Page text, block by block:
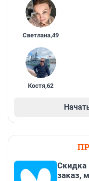
Светлана,49
Костя,62
Скидка
заказ,